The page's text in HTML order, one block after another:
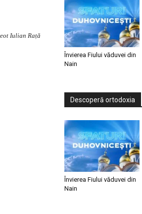
Iulian Rață
Învierea Fiului văduvei din
Nain
Descoperă ortodoxia
Învierea Fiului văduvei din
Nain